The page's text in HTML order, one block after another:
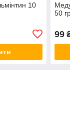
10
50
99